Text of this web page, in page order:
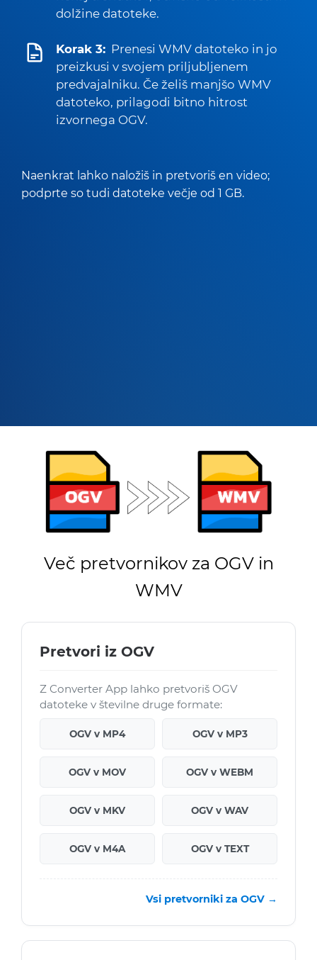
dolžine datoteke.
Korak 3: Prenesi WMV datoteko in jo
preizkusi v svojem priljubljenem
predvajalniku. Če želiš manjšo WMV
datoteko, prilagodi bitno hitrost
izvornega OGV.
Naenkrat lahko naložiš in pretvoriš en video;
podprte so tudi datoteke večje od 1 GB.
Več pretvornikov za OGV in
WMV
Pretvori iz OGV
Z Converter App lahko pretvoriš OGV
datoteke v številne druge formate:
OGV v MP4 OGV v MP3
OGV v MOV OGV v WEBM
OGV v MKV OGV v WAV
OGV v M4A OGV v TEXT
Vsi pretvorniki za OGV →